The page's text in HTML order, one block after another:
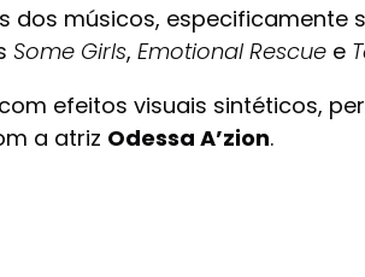
músicos, especificamente
Some Girls, Emotional Rescue e
com efeitos visuais sintéticos,
a atriz Odessa A’zion.